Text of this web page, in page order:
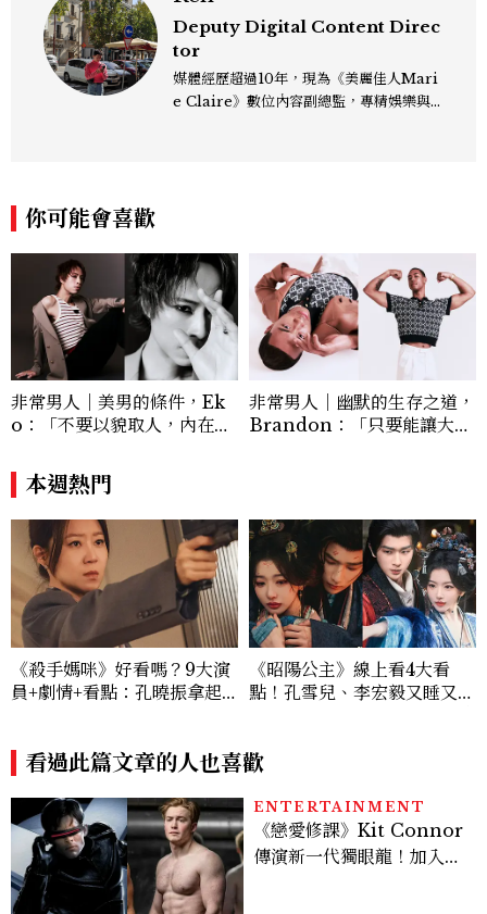
Deputy Digital Content Direc
tor
媒體經歷超過10年，現為《美麗佳人Mari
e Claire》數位內容副總監，專精娛樂與
你可能會喜歡
非常男人｜美男的條件，Ek
o：「不要以貌取人，內在與
非常男人｜幽默的生存之道，
Brandon：「只要能讓大家
本週熱門
《殺手媽咪》好看嗎？9大演
員+劇情+看點：孔曉振拿起
《昭陽公主》線上看4大看
點！孔雪兒、李宏毅又睡又鬥
看過此篇文章的人也喜歡
ENTERTAINMENT
《戀愛修課》Kit Connor
傳演新一代獨眼龍！加入新